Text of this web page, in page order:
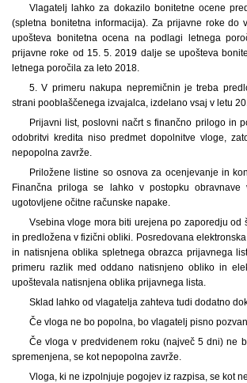
Vlagatelj lahko za dokazilo bonitetne ocene
(spletna bonitetna informacija). Za prijavne roke do
upošteva bonitetna ocena na podlagi letnega
prijavne roke od 15. 5. 2019 dalje se upošteva
letnega poročila za leto 2018.
5. V primeru nakupa nepremičnin je treba
strani pooblaščenega izvajalca, izdelano vsaj v letu
Prijavni list, poslovni načrt s finančno prilogo in
odobritvi kredita niso predmet dopolnitve vloge,
nepopolna zavrže.
Priložene listine so osnova za ocenjevanje in
Finančna priloga se lahko v postopku
ugotovljene očitne računske napake.
Vsebina vloge mora biti urejena po zaporedju od
in predložena v fizični obliki. Posredovana
in natisnjena oblika spletnega obrazca prijavnega
primeru razlik med oddano natisnjeno obliko in
upoštevala natisnjena oblika prijavnega lista.
Sklad lahko od vlagatelja zahteva tudi dodatno
Če vloga ne bo popolna, bo vlagatelj pisno
Če vloga v predvidenem roku (največ 5 dni) ne
spremenjena, se kot nepopolna zavrže.
Vloga, ki ne izpolnjuje pogojev iz razpisa, se kot